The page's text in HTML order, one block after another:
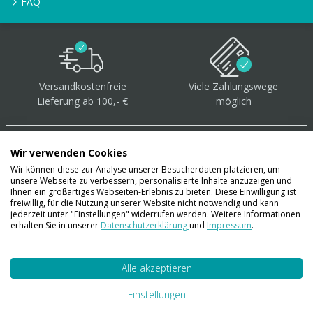
Versandkostenfreie
Lieferung ab 100,- €
Viele Zahlungswege
möglich
Über 40.000 Artikel auf
Lager
Wir verwenden Cookies
Wir können diese zur Analyse unserer Besucherdaten platzieren, um
unsere Webseite zu verbessern, personalisierte Inhalte anzuzeigen und
Ihnen ein großartiges Webseiten-Erlebnis zu bieten. Diese Einwilligung ist
freiwillig, für die Nutzung unserer Website nicht notwendig und kann
jederzeit unter "Einstellungen" widerrufen werden. Weitere Informationen
erhalten Sie in unserer Datenschutzerklärungund Impressum.
Alle akzeptieren
Einstellungen